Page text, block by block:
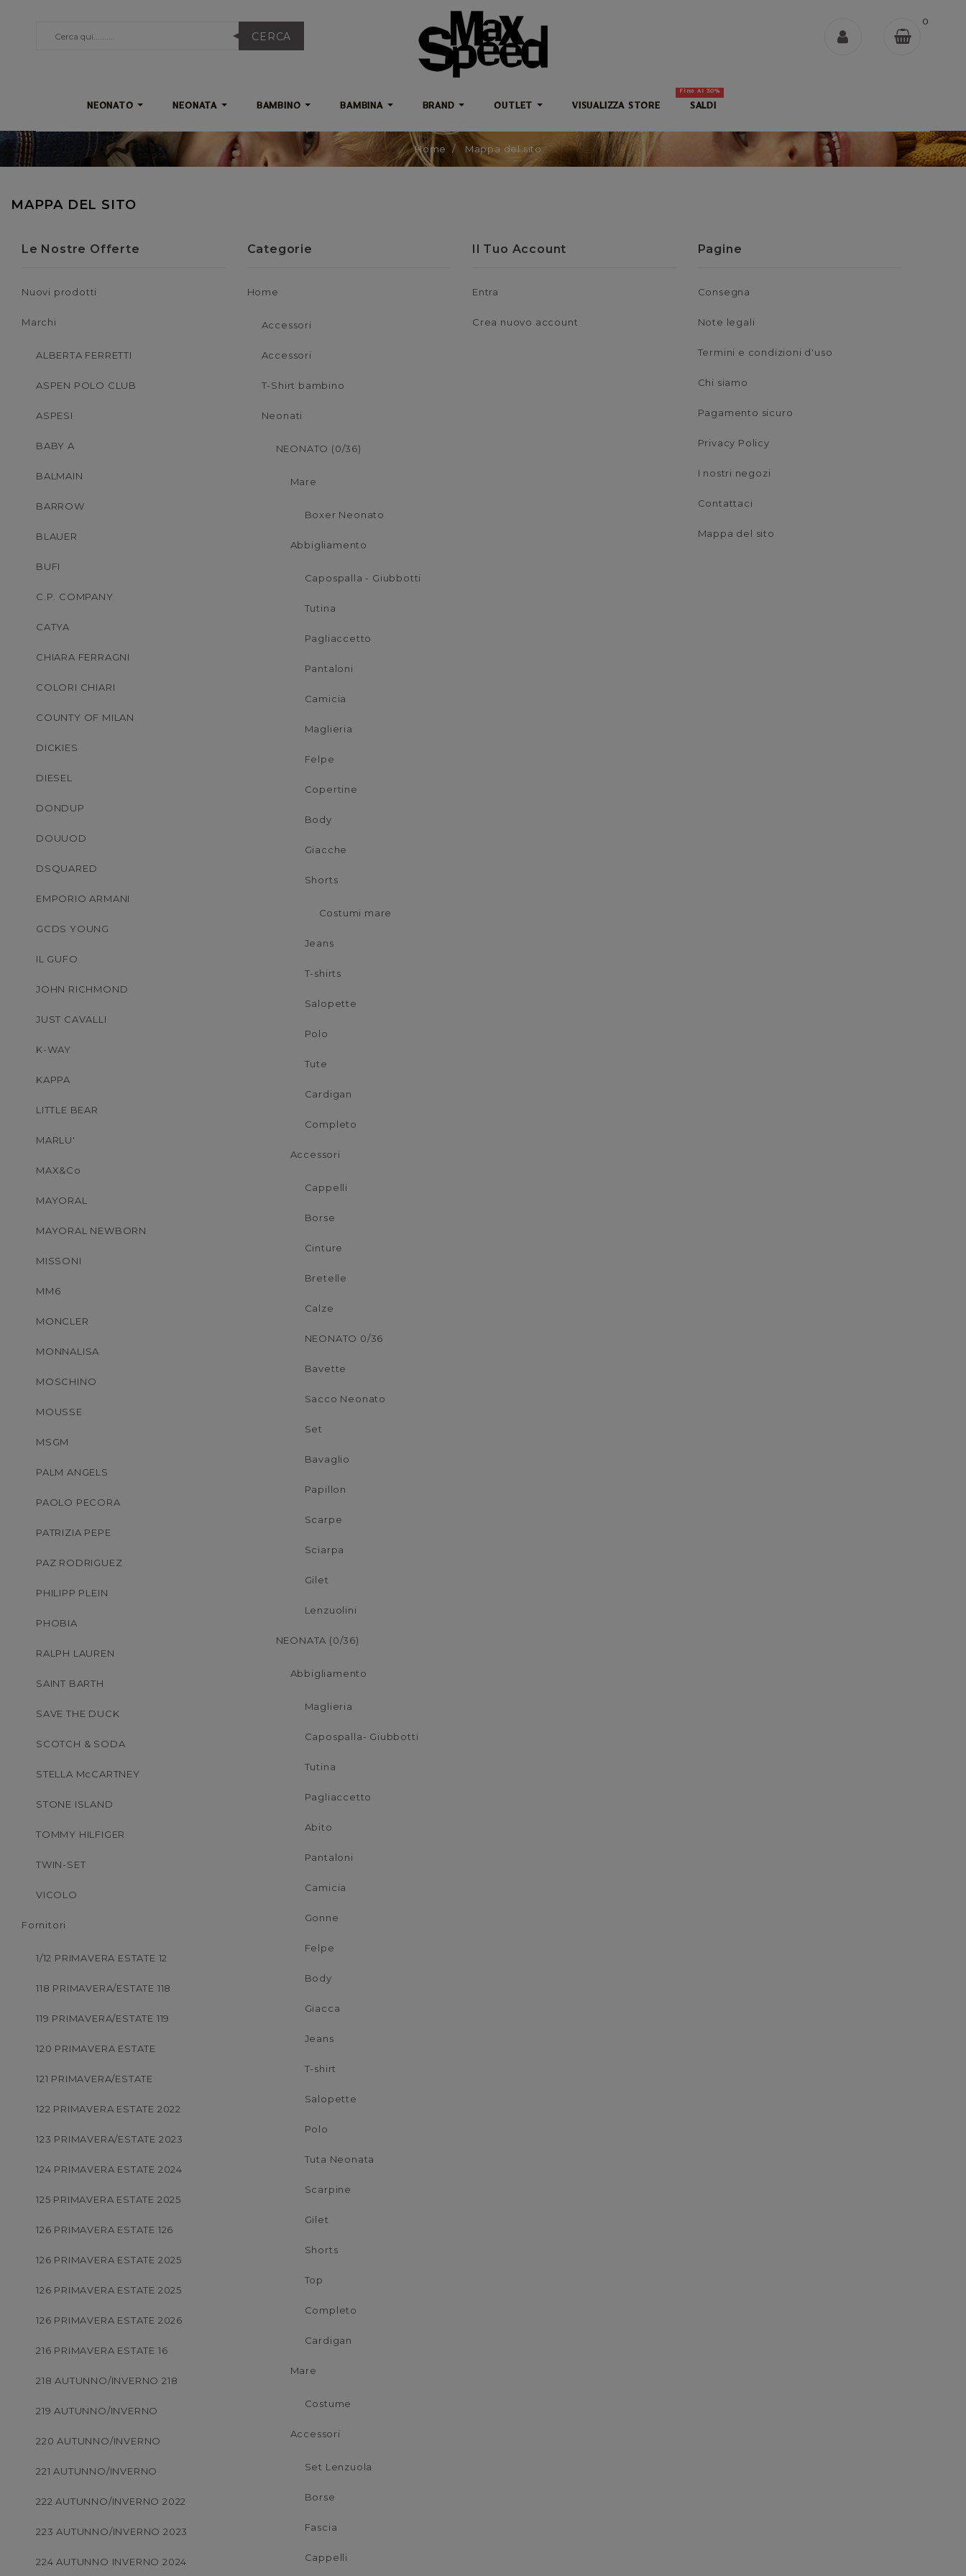
0
CERCA
NEONATO NEONATA BAMBINO BAMBINA BRAND OUTLET VISUALIZZA STORE SALDI
Fino Al 30%
Home Mappa del sito
MAPPA DEL SITO
Le Nostre Offerte
Nuovi prodotti
Marchi
ALBERTA FERRETTI
ASPEN POLO CLUB
ASPESI
BABY A
BALMAIN
BARROW
BLAUER
BUFI
C.P. COMPANY
CATYA
CHIARA FERRAGNI
COLORI CHIARI
COUNTY OF MILAN
DICKIES
DIESEL
DONDUP
DOUUOD
DSQUARED
EMPORIO ARMANI
GCDS YOUNG
IL GUFO
JOHN RICHMOND
JUST CAVALLI
K-WAY
KAPPA
LITTLE BEAR
MARLU'
MAX&Co
MAYORAL
MAYORAL NEWBORN
MISSONI
MM6
MONCLER
MONNALISA
MOSCHINO
MOUSSE
MSGM
PALM ANGELS
PAOLO PECORA
PATRIZIA PEPE
PAZ RODRIGUEZ
PHILIPP PLEIN
PHOBIA
RALPH LAUREN
SAINT BARTH
SAVE THE DUCK
SCOTCH & SODA
STELLA McCARTNEY
STONE ISLAND
TOMMY HILFIGER
TWIN-SET
VICOLO
Fornitori
1/12 PRIMAVERA ESTATE 12
118 PRIMAVERA/ESTATE 118
119 PRIMAVERA/ESTATE 119
120 PRIMAVERA ESTATE
121 PRIMAVERA/ESTATE
122 PRIMAVERA ESTATE 2022
123 PRIMAVERA/ESTATE 2023
124 PRIMAVERA ESTATE 2024
125 PRIMAVERA ESTATE 2025
126 PRIMAVERA ESTATE 126
126 PRIMAVERA ESTATE 2025
126 PRIMAVERA ESTATE 2025
126 PRIMAVERA ESTATE 2026
216 PRIMAVERA ESTATE 16
218 AUTUNNO/INVERNO 218
219 AUTUNNO/INVERNO
220 AUTUNNO/INVERNO
221 AUTUNNO/INVERNO
222 AUTUNNO/INVERNO 2022
223 AUTUNNO/INVERNO 2023
224 AUTUNNO INVERNO 2024
Categorie
Home
Accessori
Accessori
T-Shirt bambino
Neonati
NEONATO (0/36)
Mare
Boxer Neonato
Abbigliamento
Capospalla - Giubbotti
Tutina
Pagliaccetto
Pantaloni
Camicia
Maglieria
Felpe
Copertine
Body
Giacche
Shorts
Costumi mare
Jeans
T-shirts
Salopette
Polo
Tute
Cardigan
Completo
Accessori
Cappelli
Borse
Cinture
Bretelle
Calze
NEONATO 0/36
Bavette
Sacco Neonato
Set
Bavaglio
Papillon
Scarpe
Sciarpa
Gilet
Lenzuolini
NEONATA (0/36)
Abbigliamento
Maglieria
Capospalla- Giubbotti
Tutina
Pagliaccetto
Abito
Pantaloni
Camicia
Gonne
Felpe
Body
Giacca
Jeans
T-shirt
Salopette
Polo
Tuta Neonata
Scarpine
Gilet
Shorts
Top
Completo
Cardigan
Mare
Costume
Accessori
Set Lenzuola
Borse
Fascia
Cappelli
Il Tuo Account
Entra
Crea nuovo account
Pagine
Consegna
Note legali
Termini e condizioni d'uso
Chi siamo
Pagamento sicuro
Privacy Policy
I nostri negozi
Contattaci
Mappa del sito